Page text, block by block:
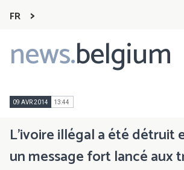
FR
news.belgium
Main
navigation
09 AVR 2014 13:44
L’ivoire illégal a été détruit
un message fort lancé aux